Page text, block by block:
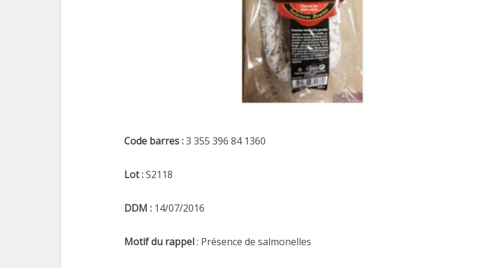
Code barres :3 355 396 84 1360
Lot :S2118
DDM : 14/07/2016
Motif du rappel: Présence de salmonelles